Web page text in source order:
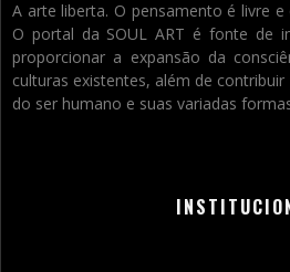
A arte liberta. O pensamento é livre
O portal da SOUL ART é fonte de
proporcionar a expansão da
culturas existentes, além de
do ser humano e suas variadas